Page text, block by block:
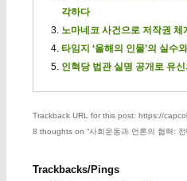
각하다
노마네코 사건으로 저작권
타임지 ‘올해의 인물’의 실수
인혁당 법관 실명 공개로 유
Trackback URL for this post: https://
8 thoughts on “사회운동과 언론의 협력:
Trackbacks/Pings